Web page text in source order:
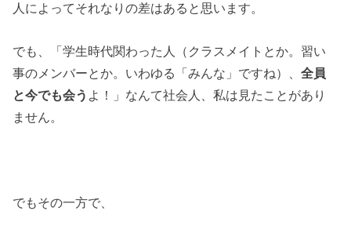
人によってそれなりの差はあると思います。
でも、「学生時代関わった人（クラスメイトとか。習い
事のメンバーとか。いわゆる「みんな」ですね）、全員
と今でも会う よ！」なんて社会人、私は見たことがあり
ません。
でもその一方で、